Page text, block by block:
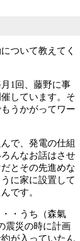
ついて教えてく
1回、藤野に事
しています。そ
うかがってワー
で、発電の仕組
んなお話はさせ
とその先進めな
に家に設置して
です。
・うち（森氣
震災の時に計画
が入っていたん